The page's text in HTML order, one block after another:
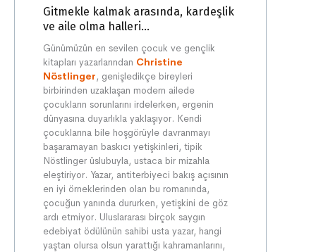
Gitmekle kalmak arasında, kardeşlik
ve aile olma halleri...
Günümüzün en sevilen çocuk ve gençlik
kitapları yazarlarından Christine
Nöstlinger, genişledikçe bireyleri
birbirinden uzaklaşan modern ailede
çocukların sorunlarını irdelerken, ergenin
dünyasına duyarlıkla yaklaşıyor. Kendi
çocuklarına bile hoşgörüyle davranmayı
başaramayan baskıcı yetişkinleri, tipik
Nöstlinger üslubuyla, ustaca bir mizahla
eleştiriyor. Yazar, antiterbiyeci bakış açısının
en iyi örneklerinden olan bu romanında,
çocuğun yanında dururken, yetişkini de göz
ardı etmiyor. Uluslararası birçok saygın
edebiyat ödülünün sahibi usta yazar, hangi
yaştan olursa olsun yarattığı kahramanlarını,